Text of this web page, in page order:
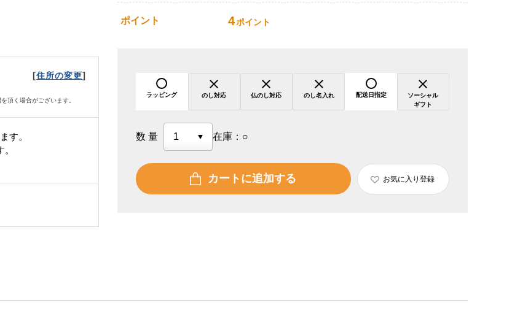
[住所の変更]
頂く場合がございます。
す。
ポイント 4ポイント
ラッピング のし対応 仏のし対応 のし名入れ 配送日指定
ソーシャル
ギフト
数量 在庫： ○
カートに追加する お気に入り登録